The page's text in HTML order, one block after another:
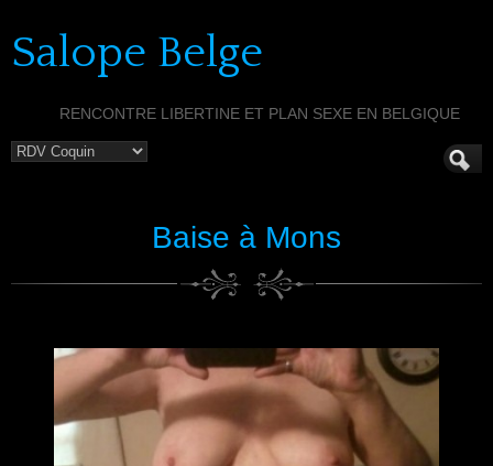
Salope Belge
RENCONTRE LIBERTINE ET PLAN SEXE EN BELGIQUE
Baise à Mons